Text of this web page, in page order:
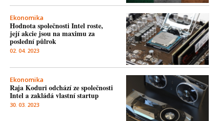
Ekonomika
Hodnota společnosti Intel roste,
její akcie jsou na maximu za
poslední půlrok
02. 04. 2023
Ekonomika
Raja Koduri odchází ze společnosti
Intel a zakládá vlastní startup
30. 03. 2023